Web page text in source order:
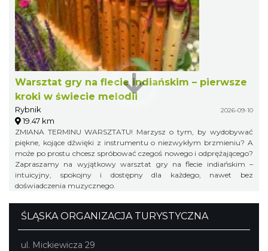
Warsztat gry na flecie indiańskim – pierwsze
kroki w świecie melodii
Rybnik 2026-09-10
19.47 km
ZMIANA TERMINU WARSZTATU! Marzysz o tym, by wydobywać
piękne, kojące dźwięki z instrumentu o niezwykłym brzmieniu? A
może po prostu chcesz spróbować czegoś nowego i odprężającego?
Zapraszamy na wyjątkowy warsztat gry na flecie indiańskim –
intuicyjny, spokojny i dostępny dla każdego, nawet bez
doświadczenia muzycznego.
ŚLĄSKA ORGANIZACJA TURYSTYCZNA
ul. Mickiewicza 29